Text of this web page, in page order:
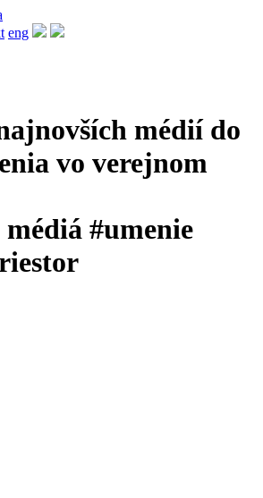
eng
médií do
vo verejnom
#umenie